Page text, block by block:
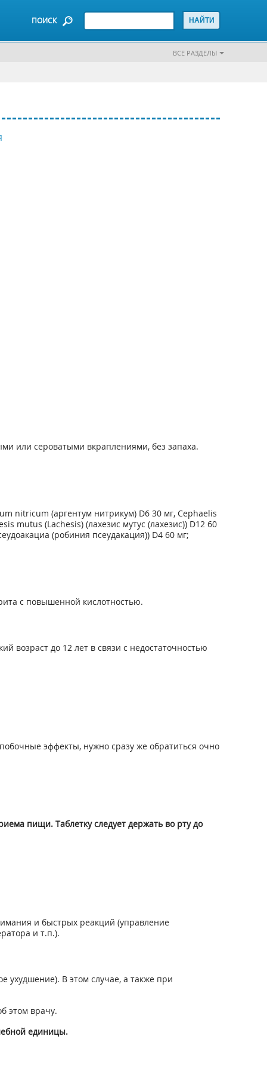
ПОИСК
ВСЕ РАЗДЕЛЫ
или сероватыми вкраплениями, без запаха.
nitricum (аргентум нитрикум) D6 30 мг, Cephaelis
mutus (Lachesis) (лахезис мутус (лахезис)) D12 60
(робиния псеудакация)) D4 60 мг;
с повышенной кислотностью.
возраст до 12 лет в связи с недостаточностью
эффекты, нужно сразу же обратиться очно
пищи. Таблетку следует держать во рту до
и быстрых реакций (управление
и т.п.).
ухудшение). В этом случае, а также при
этом врачу.
единицы.